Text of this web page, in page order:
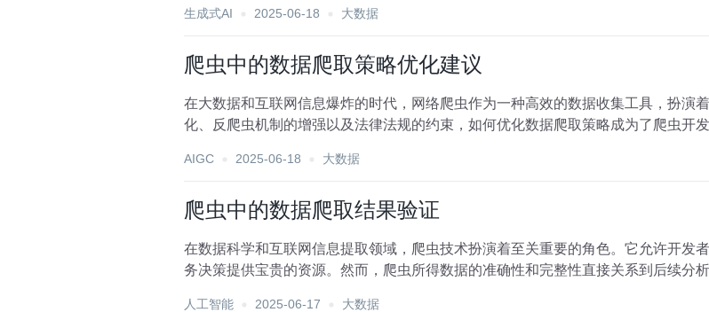
生成式AI 2025-06-18 大数据
爬虫中的数据爬取策略优化建议
在大数据和互联网信息爆炸的时代，网络爬虫作为一种高效的数据收集工具，扮演
化、反爬虫机制的增强以及法律法规的约束，如何优化数据爬取策略成为了爬虫开
AIGC 2025-06-18 大数据
爬虫中的数据爬取结果验证
在数据科学和互联网信息提取领域，爬虫技术扮演着至关重要的角色。它允许开发
务决策提供宝贵的资源。然而，爬虫所得数据的准确性和完整性直接关系到后续分
人工智能 2025-06-17 大数据